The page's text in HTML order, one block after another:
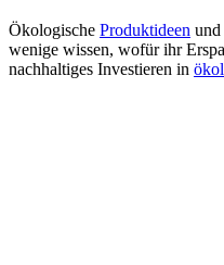
Ökologische Produktideen und
wenige wissen, wofür ihr
nachhaltiges Investieren in